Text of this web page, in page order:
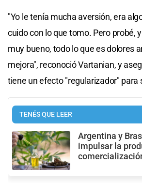
"Yo le tenía mucha aversión, era
cuido con lo que tomo. Pero probé,
muy bueno, todo lo que es dolores
mejora", reconoció Vartanian, y
tiene un efecto "regularizador" para
TENÉS QUE LEER
Argentina y
impulsar la